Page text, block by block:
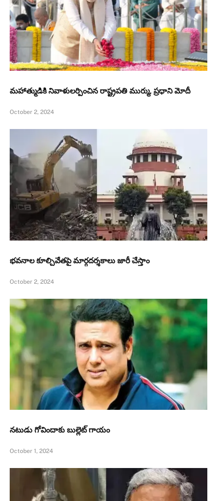
మహాత్ముడికి నివాళులర్పించిన రాష్ట్రపతి ముర్ము, ప్రధాని మోదీ
October 2, 2024
భవనాల కూల్చివేతపై మార్గదర్శకాలు జారీ చేస్తాం
October 2, 2024
నటుడు గోవిందాకు బుల్లెట్ గాయం
October 1, 2024